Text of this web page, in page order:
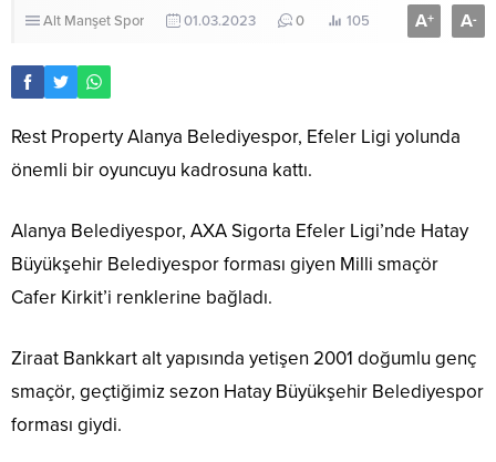
Alt ManşetSpor 01.03.2023 0 105 A+ A-
Rest Property Alanya Belediyespor, Efeler Ligi yolunda
önemli bir oyuncuyu kadrosuna kattı.
Alanya Belediyespor, AXA Sigorta Efeler Ligi’nde Hatay
Büyükşehir Belediyespor forması giyen Milli smaçör
Cafer Kirkit’i renklerine bağladı.
Ziraat Bankkart alt yapısında yetişen 2001 doğumlu genç
smaçör, geçtiğimiz sezon Hatay Büyükşehir Belediyespor
forması giydi.